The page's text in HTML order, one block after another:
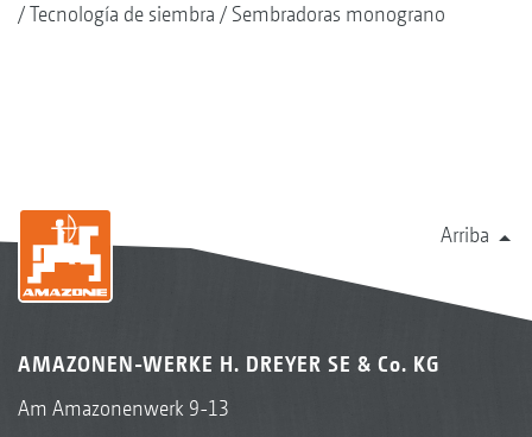
Tecnología de siembra
Sembradoras monograno
Arriba
AMAZONEN-WERKE H. DREYER SE & Co. KG
Am Amazonenwerk 9-13